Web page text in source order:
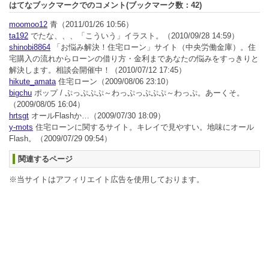
はてなブックマークでのコメント(ブックマーク数： 42)
moomoo12 青 （2011/01/26 10:56）
ta192 でたな、、、「こういう」イラスト。
（2010/09/28 14:59）
shinobi8864 「お悩み解決！住宅ローン」サイト（中央労働金庫）。住
宅購入の流れからローンの借り方・金利まであなたの悩みをすっきりと
解決します。相談会開催中！
（2010/07/12 17:45）
hikute_amata住宅ローン （2009/08/06 23:10）
bigchu ポップ / ぷっぷぷぷ～わっぷっぷぷぷ～わっぷ。あーくそ。
（2009/08/05 16:04）
hrtsgt オールFlashか… （2009/07/30 18:09）
y-mots 住宅ローンに関するサイト。キレイで見やすい。地味にオール
Flash。
（2009/07/29 09:54）
関連するページ
※当サイトはアフィリエイト広告を使用しております。